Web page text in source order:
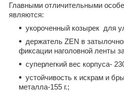
Главными отличительными
являются:
укороченный козырек для
держатель ZEN в
фиксации наголовной ленты
суперлегкий вес корпуса-
устойчивость к искрам и
металла-155 г.;